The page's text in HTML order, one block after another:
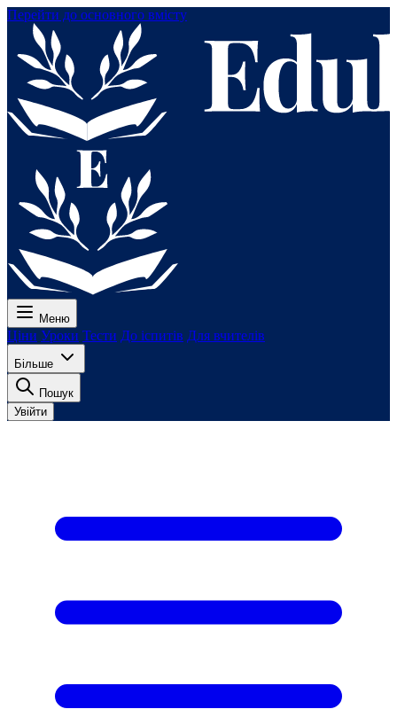
Перейти до основного вмісту
Меню
Ціни Уроки Тести До іспитів Для вчителів
Більше
Пошук
Увійти